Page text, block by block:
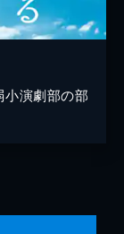
演劇部の部